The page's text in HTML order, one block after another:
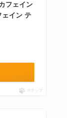
フェイン
ェイン テ
ポチップ